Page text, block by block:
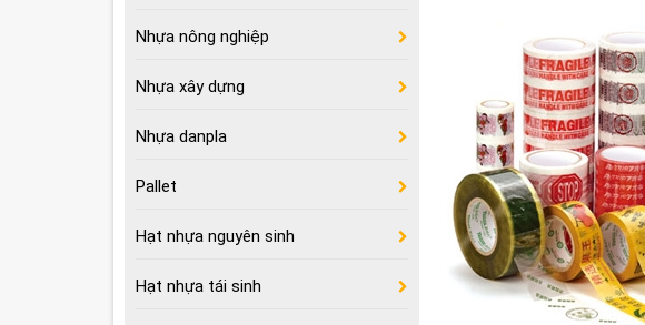
Nhựa nông nghiệp
Nhựa xây dựng
Nhựa danpla
Pallet
Hạt nhựa nguyên sinh
Hạt nhựa tái sinh